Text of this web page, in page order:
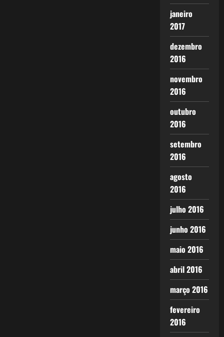
janeiro
2017
dezembro
2016
novembro
2016
outubro
2016
setembro
2016
agosto
2016
julho 2016
junho 2016
maio 2016
abril 2016
março 2016
fevereiro
2016